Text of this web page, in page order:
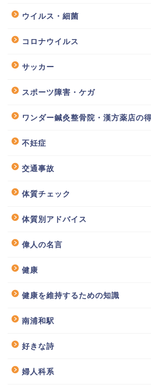
ウイルス・細菌
コロナウイルス
サッカー
スポーツ障害・ケガ
ワンダー鍼灸整骨院・漢方薬店の
不妊症
交通事故
体質チェック
体質別アドバイス
偉人の名言
健康
健康を維持するための知識
南浦和駅
好きな詩
婦人科系